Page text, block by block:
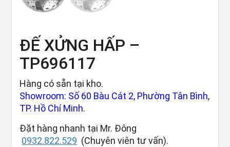
ĐẾ XỬNG HẤP –
TP696117
Hàng có sẵn tại kho.
Showroom: Số 60 Bàu Cát 2, Phường Tân Bình,
TP. Hồ Chí Minh.
Đặt hàng nhanh tại Mr. Đông
0932.822.529 (Chuyên viên tư vấn).